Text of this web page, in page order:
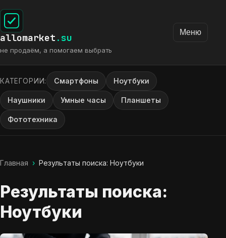
allomarket .su
не продаём, а помогаем выбрать
Меню
КАТЕГОРИИ: Смартфоны Ноутбуки
Наушники Умные часы Планшеты
Фототехника
Главная › Результаты поиска: Ноутбуки
Результаты поиска:
Ноутбуки